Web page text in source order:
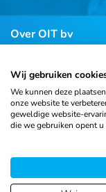
Over OIT bv
Klantenservice
Contact
& Trading B.V.
Wij gebruiken
We kunnen deze
onze website te
geweldige website-
die we gebruiken opent